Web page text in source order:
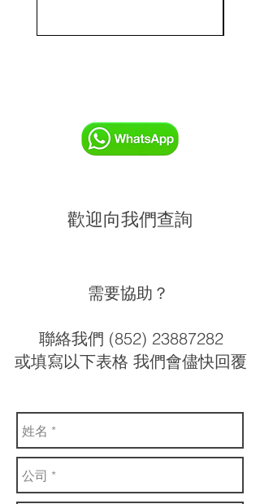
歡迎向我們查詢
需要協助？
聯絡我們 (852) 23887282
或填寫以下表格 我們會儘快回覆